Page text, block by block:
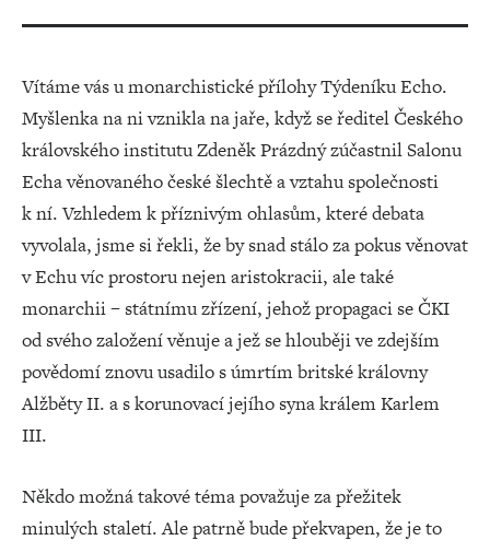
Vítáme vás u monarchistické přílohy Týdeníku Echo.
Myšlenka na ni vznikla na jaře, když se ředitel Českého
královského institutu Zdeněk Prázdný zúčastnil Salonu
Echa věnovaného české šlechtě a vztahu společnosti
k ní. Vzhledem k příznivým ohlasům, které debata
vyvolala, jsme si řekli, že by snad stálo za pokus věnovat
v Echu víc prostoru nejen aristokracii, ale také
monarchii – státnímu zřízení, jehož propagaci se ČKI
od svého založení věnuje a jež se hlouběji ve zdejším
povědomí znovu usadilo s úmrtím britské královny
Alžběty II. a s korunovací jejího syna králem Karlem
III.
Někdo možná takové téma považuje za přežitek
minulých staletí. Ale patrně bude překvapen, že je to